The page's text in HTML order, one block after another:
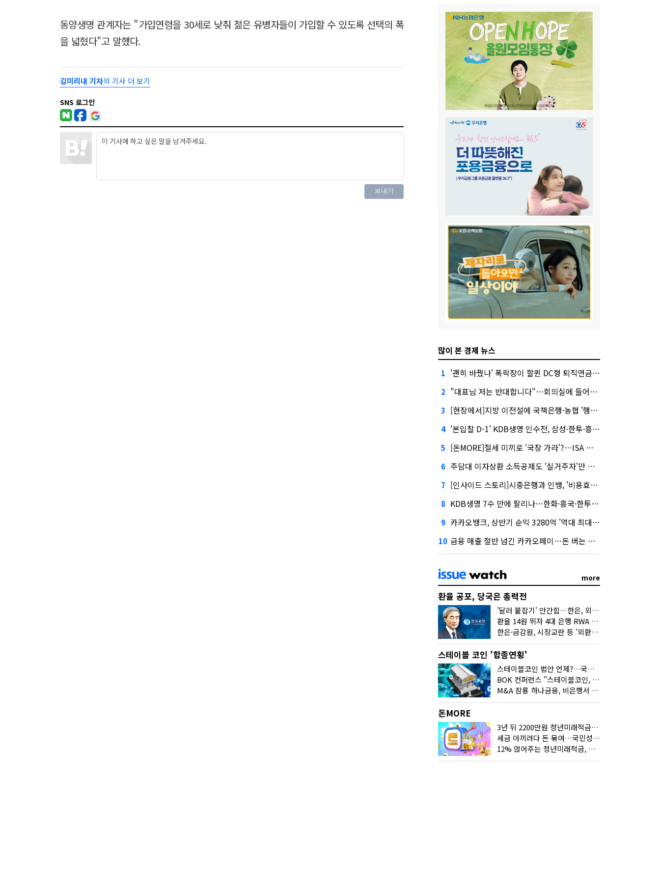
동양생명 관계자는 "가입연령을 30세로 낮춰 젊은 유병자들이 가입할 수 있도록 선택의 폭
을 넓혔다"고 말했다.
김미리내 기자의 기사 더 보기
SNS 로그인
많이 본 경제 뉴스
1 '괜히 바꿨나' 폭락장이 할퀸 DC형 퇴직연금…전문가 조언은
2 "대표님 저는 반대합니다"…회의실에 들어온 신한금융 AI
3 [현장에서]지방 이전설에 국책은행·농협 '행동파'…금감원 '신중모드'
4 '본입찰 D-1' KDB생명 인수전, 삼성·한투·흥국 셈법은?
5 [돈MORE]절세 미끼로 '국장 가라'?…ISA 개편 후폭풍
6 주담대 이자상환 소득공제도 '실거주자'만 가능
7 [인사이드 스토리]시중은행과 인뱅, '비용효율성' 다른 잣대 왜?
8 KDB생명 7수 만에 팔리나…한화·흥국·한투 3파전
9 카카오뱅크, 상반기 순익 3280억 '역대 최대'…"캐피탈, 자산 1조원 이상"
10 금융 매출 절반 넘긴 카카오페이…돈 버는 구조 달라졌다
more
환율 공포, 당국은 총력전
'달러 붙잡기' 안간힘…한은, 외화 초과지준에 이자 6개월 더
환율 14원 뛰자 4대 은행 RWA 6조 '눈덩이'…2배 뛴 2분기는?
한은·금감원, 시장교란 등 '외환공동검사'…환율 급등 전방위 대응
스테이블 코인 '합종연횡'
스테이블코인 법안 언제?…국회에 쏠린 시선
BOK 컨퍼런스 "스테이블코인, 결제 넘어 보험 대출 등 금융 연결 도구"
M&A 잠룡 하나금융, 비은행서 '두나무'로 눈돌린 이유는
돈MORE
3년 뒤 2200만원 청년미래적금, 최고 금리 받으려면?
세금 아끼려다 돈 묶여…국민성장펀드 누가 가입하면 좋을까
12% 얹어주는 청년미래적금, 갈아타기 거절 될수 있어요